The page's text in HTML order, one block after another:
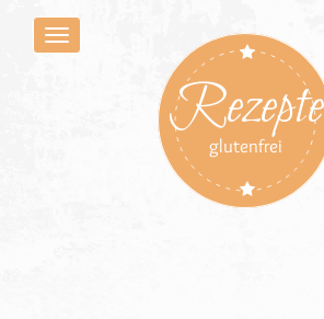
Rezepte
glutenfrei